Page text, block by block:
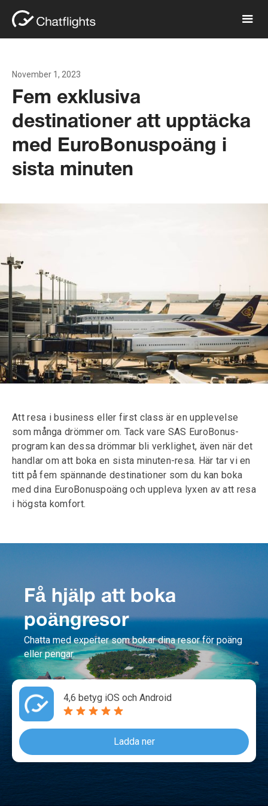
November 1, 2023
Fem exklusiva
destinationer att upptäcka
med EuroBonuspoäng i
sista minuten
Att resa i business eller first class är en upplevelse
som många drömmer om. Tack vare SAS EuroBonus-
program kan dessa drömmar bli verklighet, även när det
handlar om att boka en sista minuten-resa. Här tar vi en
titt på fem spännande destinationer som du kan boka
med dina EuroBonuspoäng och uppleva lyxen av att resa
i högsta komfort.
Få hjälp att boka
poängresor
Chatta med experter som bokar dina resor för poäng
eller pengar.
4,6 betyg iOS och Android
Ladda ner